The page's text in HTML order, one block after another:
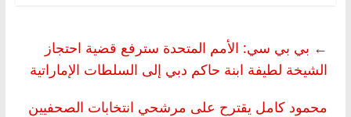
← بي بي سي: الأمم المتحدة سترفع قضية احتجاز
الشيخة لطيفة ابنة حاكم دبي إلى السلطات الإماراتية
محمود كامل يقترح على مرشحي انتخابات الصحفيين